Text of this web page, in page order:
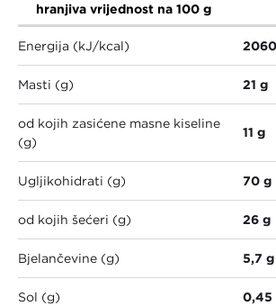
hranjiva vrijednost na 100 g
Energija (kJ/kcal)
Masti (g) 21 g
od kojih zasićene masne kiseline
(g)
11 g
Ugljikohidrati (g) 70 g
od kojih šećeri (g) 26 g
Bjelančevine (g) 5,7 g
Sol (g) 0,45